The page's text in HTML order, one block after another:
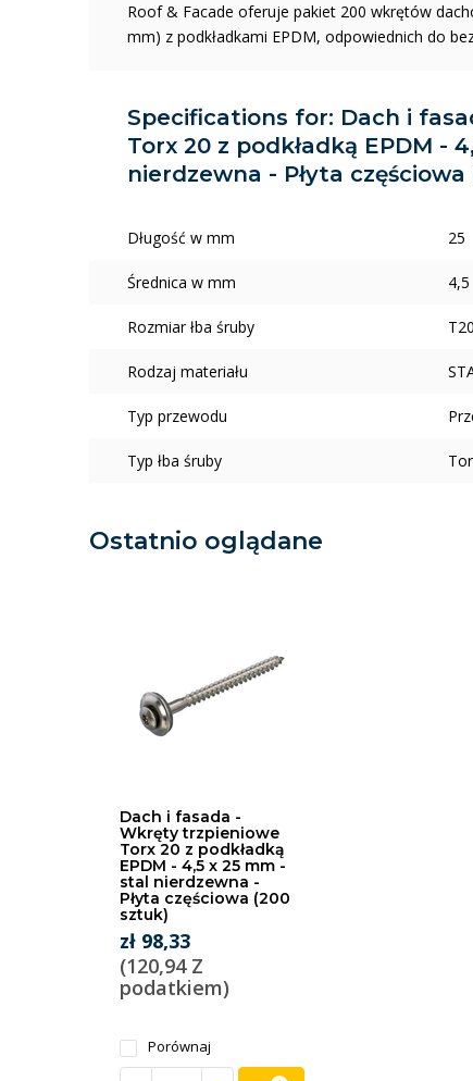
Roof & Facade oferuje pakiet 200 wkrętów
mm) z podkładkami EPDM, odpowiednich do
Specifications for: Dach i
Torx 20 z podkładką EPDM -
nierdzewna - Płyta
Długość w mm 25
Średnica w mm 4,5
Rozmiar łba śruby T20
Rodzaj materiału
Typ przewodu
Typ łba śruby
Ostatnio oglądane
Dach i fasada -
Wkręty trzpieniowe
Torx 20 z podkładką
EPDM - 4,5 x 25 mm -
stal nierdzewna -
Płyta częściowa (200
sztuk)
zł 98,33
(120,94 Z
podatkiem)
Porównaj